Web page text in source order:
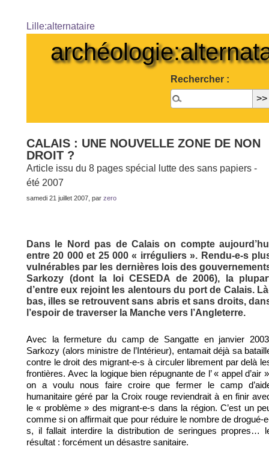
Lille:alternataire
Rechercher :
CALAIS : UNE NOUVELLE ZONE DE NON
DROIT ?
Article issu du 8 pages spécial lutte des sans papiers -
été 2007
samedi 21 juillet 2007, par zero
Dans le Nord pas de Calais on compte
entre 20 000 et 25 000 « irréguliers ». Rendu-e-s
vulnérables par les dernières lois des
Sarkozy (dont la loi CESEDA de 2006), la
d’entre eux rejoint les alentours du port de Calais.
bas, illes se retrouvent sans abris et sans droits,
l’espoir de traverser la Manche vers l’Angleterre.
Avec la fermeture du camp de Sangatte en janvier
Sarkozy (alors ministre de l’Intérieur), entamait déjà sa
contre le droit des migrant-e-s à circuler librement par delà
frontières. Avec la logique bien répugnante de l’ « appel d’air
on a voulu nous faire croire que fermer le camp
humanitaire géré par la Croix rouge reviendrait à en finir
le « problème » des migrant-e-s dans la région. C’est un
comme si on affirmait que pour réduire le nombre de drogué-
s, il fallait interdire la distribution de seringues propres…
résultat : forcément un désastre sanitaire.